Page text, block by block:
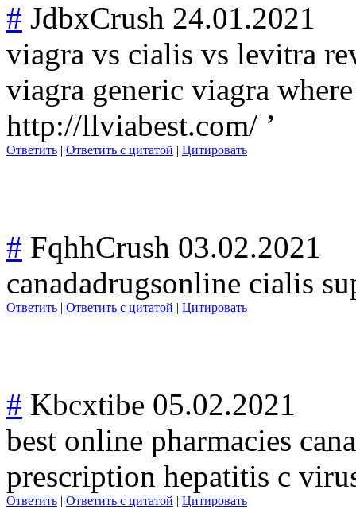
# JdbxCrush 24.01.2021
viagra vs cialis vs levitra
viagra generic viagra
http://llviabest.com/ ’
Ответить | Ответить с цитатой | Цитировать
# FqhhCrush 03.02.2021
canadadrugsonline cialis
Ответить | Ответить с цитатой | Цитировать
# Kbcxtibe 05.02.2021
best online pharmacies
prescription hepatitis c
Ответить | Ответить с цитатой | Цитировать